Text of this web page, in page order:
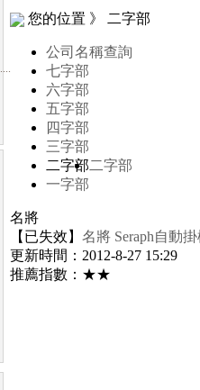
您的位置 》 二字部
公司名稱查詢
七字部
六字部
五字部
四字部
三字部
二字部二字部
一字部
名將
【已失效】名將 Seraph自動
更新時間：2012-8-27 15:29
推薦指數：★★